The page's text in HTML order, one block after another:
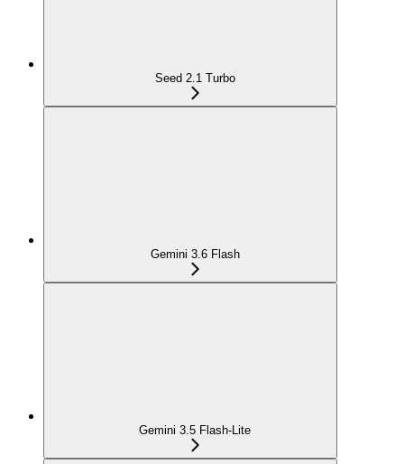
Seed 2.1 Turbo
Gemini 3.6 Flash
Gemini 3.5 Flash-Lite